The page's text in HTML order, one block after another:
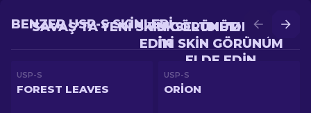
YÜKSELTME'DE DAHA
IYI SKIN GÖRÜNÜM
ELDE EDIN
SAVAŞ'TA YENI SKIN GÖRÜNÜM ELDE
EDIN
BENZER USP-S SKINLERI
USP-S
FOREST LEAVES
USP-S
ORION